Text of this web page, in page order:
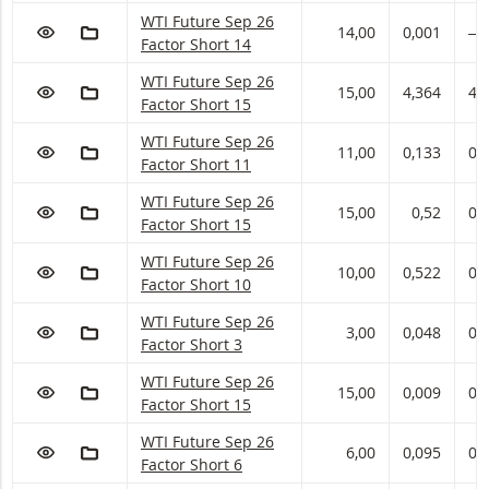
VOEG TOE AAN WATCHLIST
AAN PORTFOLIO TOEVOEGEN
WTI Future Sep 26 Factor met ISIN code:
WTI Future Sep 26
Factor Short 14
14,00 0,001 ―
VOEG TOE AAN WATCHLIST
AAN PORTFOLIO TOEVOEGEN
WTI Future Sep 26 Factor met ISIN code:
WTI Future Sep 26
Factor Short 15
15,00 4,364
VOEG TOE AAN WATCHLIST
AAN PORTFOLIO TOEVOEGEN
WTI Future Sep 26 Factor met ISIN code:
WTI Future Sep 26
Factor Short 11
11,00 0,133
VOEG TOE AAN WATCHLIST
AAN PORTFOLIO TOEVOEGEN
WTI Future Sep 26 Factor met ISIN code:
WTI Future Sep 26
Factor Short 15
15,00 0,52
VOEG TOE AAN WATCHLIST
AAN PORTFOLIO TOEVOEGEN
WTI Future Sep 26 Factor met ISIN code:
WTI Future Sep 26
Factor Short 10
10,00 0,522
VOEG TOE AAN WATCHLIST
AAN PORTFOLIO TOEVOEGEN
WTI Future Sep 26 Factor met ISIN code:
WTI Future Sep 26
Factor Short 3
3,00 0,048
VOEG TOE AAN WATCHLIST
AAN PORTFOLIO TOEVOEGEN
WTI Future Sep 26 Factor met ISIN code:
WTI Future Sep 26
Factor Short 15
15,00 0,009
VOEG TOE AAN WATCHLIST
AAN PORTFOLIO TOEVOEGEN
WTI Future Sep 26 Factor met ISIN code:
WTI Future Sep 26
Factor Short 6
6,00 0,095